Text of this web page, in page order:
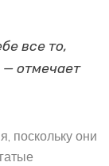
все то,
— отмечает
поскольку они